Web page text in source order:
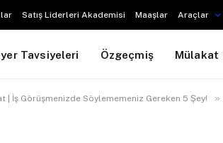
Satış Liderleri Akademisi Maaşlar Araçlar
Tavsiyeleri Özgeçmiş Mülakat
| İş Görüşmenizde Söylememeniz Gereken 5 Şey! »